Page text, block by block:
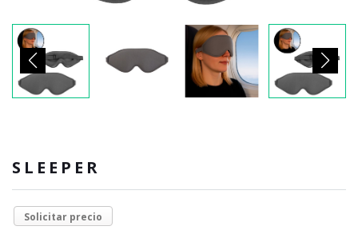
SLEEPER
Solicitar precio